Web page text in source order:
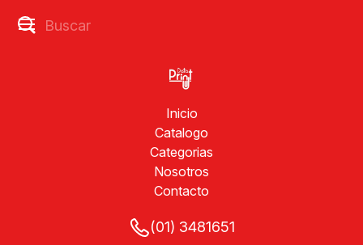
Inicio
Catalogo
Categorias
Nosotros
Contacto
(01) 3481651